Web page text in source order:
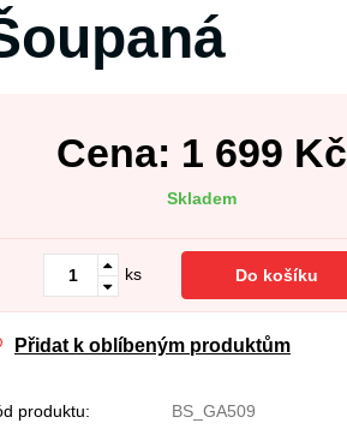
Cena: 1 699 Kč
Skladem
ks Do košíku
Přidat k oblíbeným produktům
produktu:
BS_GA509